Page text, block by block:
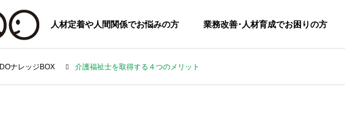
人材定着や人間関係でお悩みの方 業務改善･人材育成でお困りの方
IDOナレッジBOX 介護福祉士を取得する４つのメリット